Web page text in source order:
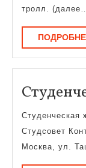
тролл.
Студенческая
Студсовет
Москва, ул.